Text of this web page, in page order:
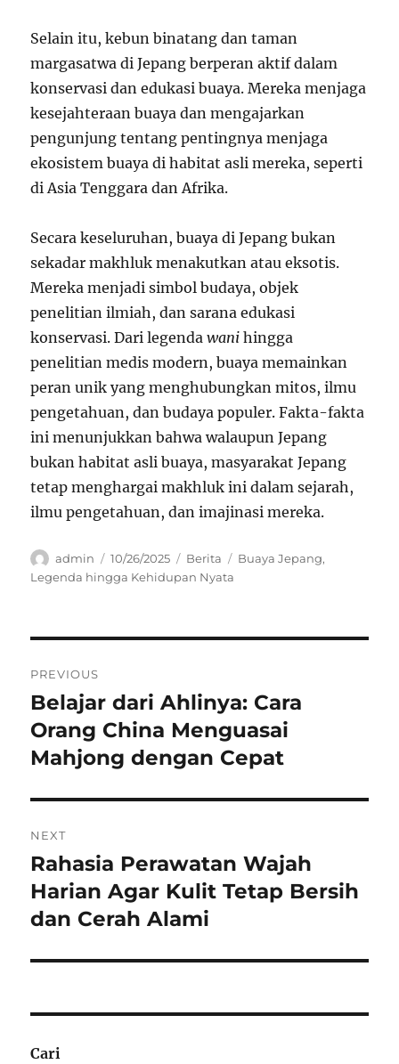
Selain itu, kebun binatang dan taman
margasatwa di Jepang berperan aktif dalam
konservasi dan edukasi buaya. Mereka menjaga
kesejahteraan buaya dan mengajarkan
pengunjung tentang pentingnya menjaga
ekosistem buaya di habitat asli mereka, seperti
di Asia Tenggara dan Afrika.
Secara keseluruhan, buaya di Jepang bukan
sekadar makhluk menakutkan atau eksotis.
Mereka menjadi simbol budaya, objek
penelitian ilmiah, dan sarana edukasi
konservasi. Dari legendawani hingga
penelitian medis modern, buaya memainkan
peran unik yang menghubungkan mitos, ilmu
pengetahuan, dan budaya populer. Fakta-fakta
ini menunjukkan bahwa walaupun Jepang
bukan habitat asli buaya, masyarakat Jepang
tetap menghargai makhluk ini dalam sejarah,
ilmu pengetahuan, dan imajinasi mereka.
Author
admin
Posted
on
10/26/2025 Categories
Berita Tags
Buaya Jepang,
Legenda hingga Kehidupan Nyata
pos
PREVIOUS
Previous
post:
Belajar dari Ahlinya: Cara
Orang China Menguasai
Mahjong dengan Cepat
NEXT
Next
post:
Rahasia Perawatan Wajah
Harian Agar Kulit Tetap Bersih
dan Cerah Alami
Cari